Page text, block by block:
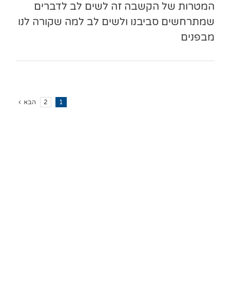
המטרות של הקשבה זה לשים לב לדברים
שמתרחשים סביבנו ולשים לב למה שקורה לנו
מבפנים
1
2 הבא